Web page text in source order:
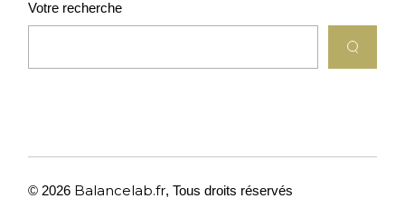
Votre recherche
© 2026 Balancelab.fr,Tous droits réservés